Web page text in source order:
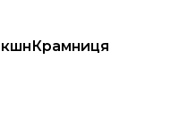
Крамниця